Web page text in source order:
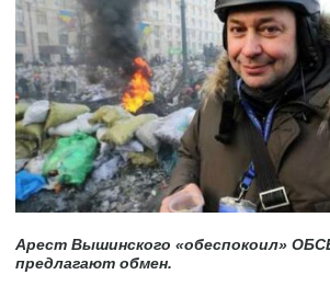
Арест Вышинского «обеспокоил»
предлагают обмен.